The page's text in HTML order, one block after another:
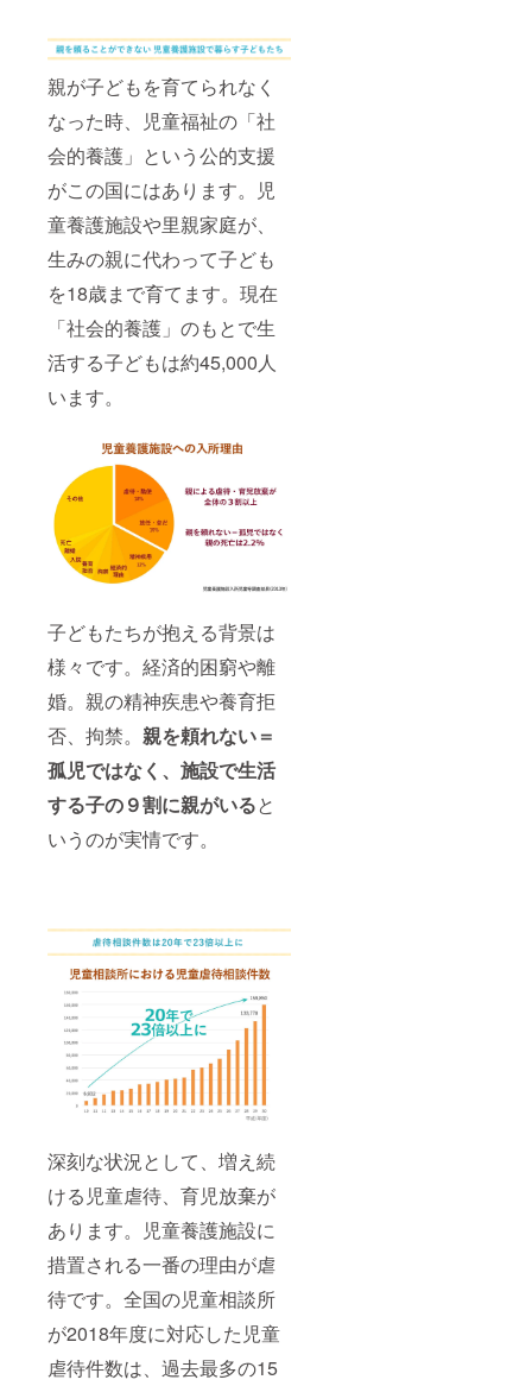
親が子どもを育てられなく
なった時、児童福祉の「社
会的養護」という公的支援
がこの国にはあります。児
童養護施設や里親家庭が、
生みの親に代わって子ども
を18歳まで育てます。現在
「社会的養護」のもとで生
活する子どもは約45,000人
います。
子どもたちが抱える背景は
様々です。経済的困窮や離
婚。親の精神疾患や養育拒
否、拘禁。 親を頼れない＝
孤児ではなく、施設で生活
する子の９割に親がいると
いうのが実情です。
深刻な状況として、増え続
ける児童虐待、育児放棄が
あります。児童養護施設に
措置される一番の理由が虐
待です。全国の児童相談所
が2018年度に対応した児童
虐待件数は、過去最多の15